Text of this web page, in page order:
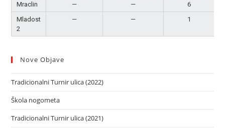
Mraclin — — 6
Mladost
2
— — 1
Nove Objave
Tradicionalni Turnir ulica (2022)
Škola nogometa
Tradicionalni Turnir ulica (2021)